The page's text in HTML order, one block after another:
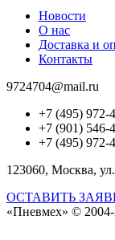
Новости
О нас
Доставка и
Контакты
9724704@mail.ru
+7 (495) 972-
+7 (901) 546-
+7 (495) 972-
123060, Москва,
ОСТАВИТЬ
«Пневмех» ©